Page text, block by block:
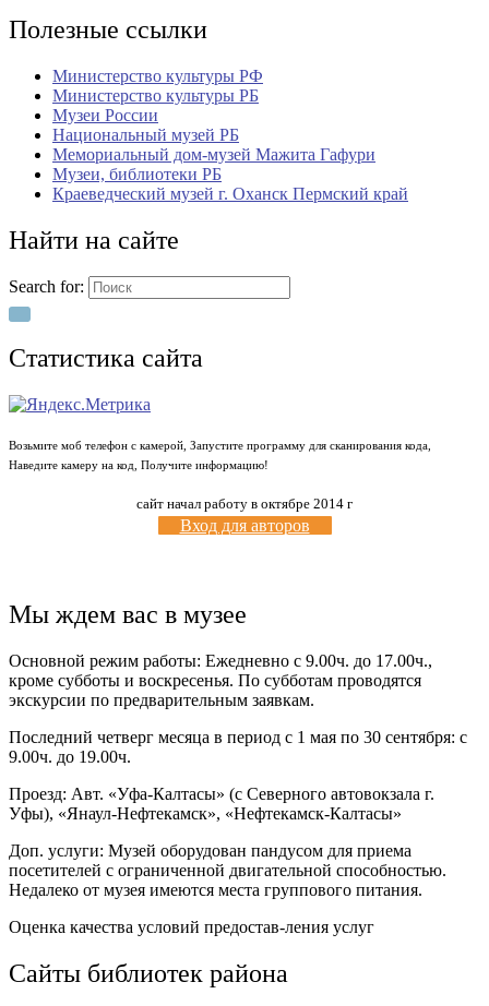
Полезные ссылки
Министерство культуры РФ
Министерство культуры РБ
Музеи России
Национальный музей РБ
Мемориальный дом-музей Мажита Гафури
Музеи, библиотеки РБ
Краеведческий музей г. Оханск Пермский край
Найти на сайте
Search for:
Статистика сайта
Возьмите моб телефон с камерой, Запустите программу для сканирования кода,
Наведите камеру на код, Получите информацию!
сайт начал работу в октябре 2014 г
Вход для авторов
Мы ждем вас в музее
Основной режим работы: Ежедневно с 9.00ч. до 17.00ч.,
кроме субботы и воскресенья. По субботам проводятся
экскурсии по предварительным заявкам.
Последний четверг месяца в период с 1 мая по 30 сентября: с
9.00ч. до 19.00ч.
Проезд: Авт. «Уфа-Калтасы» (с Северного автовокзала г.
Уфы), «Янаул-Нефтекамск», «Нефтекамск-Калтасы»
Доп. услуги: Музей оборудован пандусом для приема
посетителей с ограниченной двигательной способностью.
Недалеко от музея имеются места группового питания.
Оценка качества условий предостав-ления услуг
Сайты библиотек района